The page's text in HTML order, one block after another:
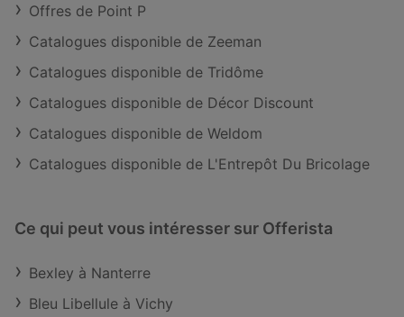
Offres de Point P
Catalogues disponible de Zeeman
Catalogues disponible de Tridôme
Catalogues disponible de Décor Discount
Catalogues disponible de Weldom
Catalogues disponible de L'Entrepôt Du Bricolage
Ce qui peut vous intéresser sur Offerista
Bexley à Nanterre
Bleu Libellule à Vichy